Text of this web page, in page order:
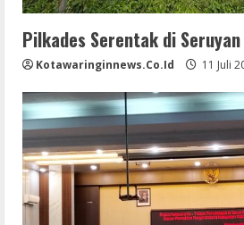
Pilkades Serentak di
Kotawaringinnews.co.id 11 Juli